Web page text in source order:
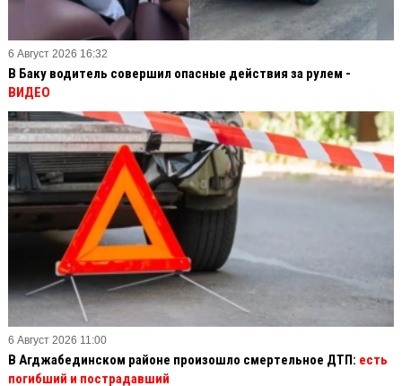
6 Август 2026 16:32
В Баку водитель совершил опасные действия за рулем -
ВИДЕО
6 Август 2026 11:00
В Агджабединском районе произошло смертельное ДТП: есть
погибший и пострадавший